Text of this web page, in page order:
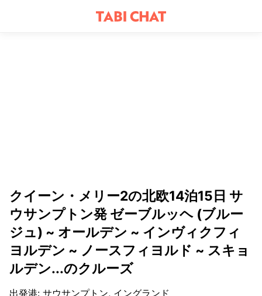
クイーン・メリー2の北欧14泊15日 サ
ウサンプトン発 ゼーブルッヘ (ブルー
ジュ) ~ オールデン ~ インヴィクフィ
ヨルデン ~ ノースフィヨルド ~ スキョ
ルデン...のクルーズ
出発港: サウサンプトン, イングランド